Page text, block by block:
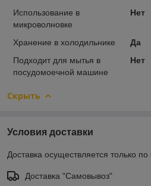
Использование в
микроволновке
Нет
Хранение в холодильнике
Да
Подходит для мытья в
посудомоечной машине
Нет
Скрыть
Условия доставки
Доставка осуществляется только по
Доставка "Самовывоз"